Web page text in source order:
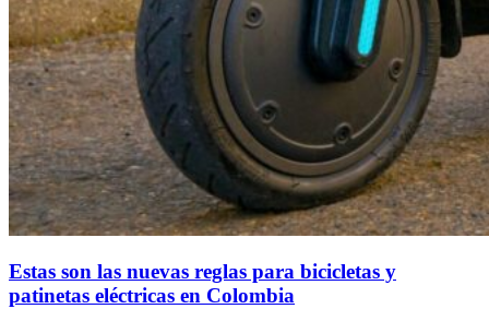
Estas son las nuevas reglas para bicicletas y
patinetas eléctricas en Colombia